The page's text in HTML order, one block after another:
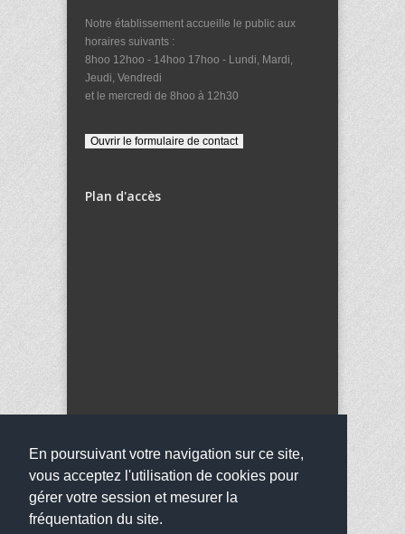
En poursuivant votre navigation sur ce site,
vous acceptez l'utilisation de cookies pour
gérer votre session et mesurer la
fréquentation du site.
Notre établissement accueille le public aux
horaires suivants :
8hoo 12hoo - 14hoo 17hoo - Lundi, Mardi,
Jeudi, Vendredi
et le mercredi de 8hoo à 12h30
Plan d'accès